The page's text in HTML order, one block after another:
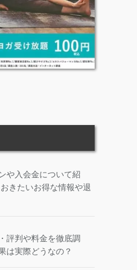
や入会金について紹
きたいお得な情報や退
評判や料金を徹底調
は実際どうなの？